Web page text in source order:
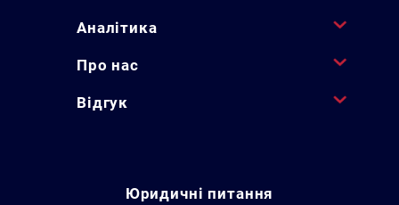
Аналітика
Про нас
Відгук
Юридичні питання